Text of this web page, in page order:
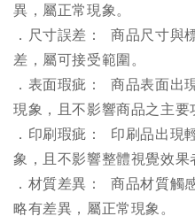
． 尺寸誤差： 商品尺寸與
． 表面瑕疵： 商品表面出
． 印刷瑕疵： 印刷品出現
． 材質差異： 商品材質觸